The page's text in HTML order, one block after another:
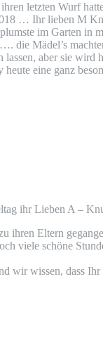
letzten Wurf
… Ihr lieben M
im Garten
Mädel’s
aber sie
heute eine ganz
ihr Lieben A –
ihren Eltern
viele schöne
wir wissen, dass